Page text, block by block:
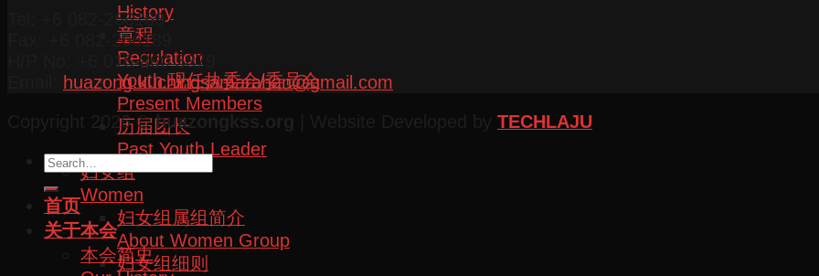
History
章程
Regulation
Youth 现任执委会/委员会
Present Members
历届团长
Past Youth Leader
妇女组
Women
妇女组属组简介
About Women Group
妇女组细则
Tel: +6 082-266169
Fax: +6 082-266189
H/P No: +6 016-860 5879
huazong.kuchingsamarahan@gmail.com
Copyright 2026 ©huazongkss.org TECHLAJU
首页
关于本会
本会简史